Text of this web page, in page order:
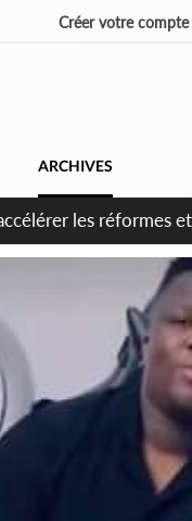
Créer votre compte
ARCHIVES
inspirer pour